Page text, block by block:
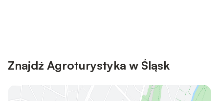
Znajdź Agroturystyka w Śląsk